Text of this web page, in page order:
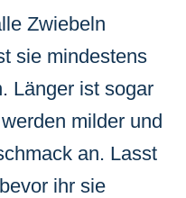
Zwiebeln
sie mindestens
Länger ist sogar
milder und
an. Lasst
ihr sie